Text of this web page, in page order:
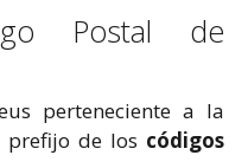
Postal de
perteneciente a la
prefijo de los códigos